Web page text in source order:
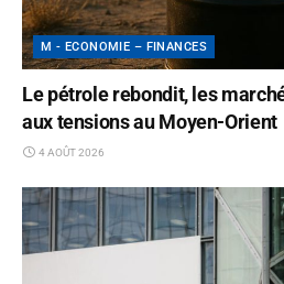
M - ECONOMIE – FINANCES
Le pétrole rebondit, les
aux tensions au Moyen-Orient
4 AOÛT 2026